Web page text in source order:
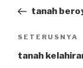
Posttanah
Next
Post
SETERUSNYA
tanah